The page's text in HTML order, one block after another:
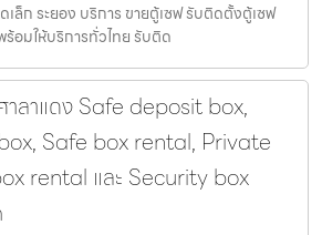
ล็ก ระยอง บริการ ขายตู้เซฟ รับติดตั้งตู้เซฟ
อมให้บริการทั่วไทย รับติด
าลาแดง Safe deposit box,
Safe box rental, Private
rental และ Security box